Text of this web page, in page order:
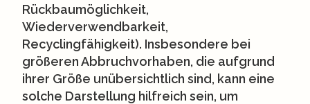
Rückbaumöglichkeit,
Wiederverwendbarkeit,
Recyclingfähigkeit). Insbesondere bei
größeren Abbruchvorhaben, die aufgrund
ihrer Größe unübersichtlich sind, kann eine
solche Darstellung hilfreich sein, um